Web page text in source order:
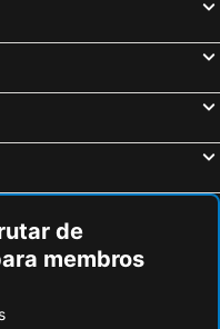
de
membros